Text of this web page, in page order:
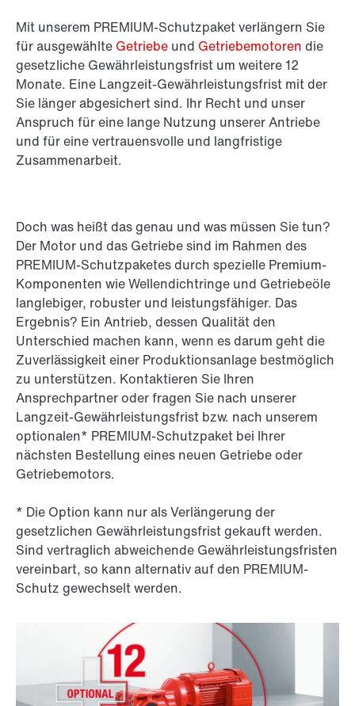
Mit unserem PREMIUM-Schutzpaket verlängern Sie
für ausgewählte Getriebe und Getriebemotoren die
gesetzliche Gewährleistungsfrist um weitere 12
Monate. Eine Langzeit-Gewährleistungsfrist mit der
Sie länger abgesichert sind. Ihr Recht und unser
Anspruch für eine lange Nutzung unserer Antriebe
und für eine vertrauensvolle und langfristige
Zusammenarbeit.
Doch was heißt das genau und was müssen Sie tun?
Der Motor und das Getriebe sind im Rahmen des
PREMIUM-Schutzpaketes durch spezielle Premium-
Komponenten wie Wellendichtringe und Getriebeöle
langlebiger, robuster und leistungsfähiger. Das
Ergebnis? Ein Antrieb, dessen Qualität den
Unterschied machen kann, wenn es darum geht die
Zuverlässigkeit einer Produktionsanlage bestmöglich
zu unterstützen. Kontaktieren Sie Ihren
Ansprechpartner oder fragen Sie nach unserer
Langzeit-Gewährleistungsfrist bzw. nach unserem
optionalen* PREMIUM-Schutzpaket bei Ihrer
nächsten Bestellung eines neuen Getriebe oder
Getriebemotors.
* Die Option kann nur als Verlängerung der
gesetzlichen Gewährleistungsfrist gekauft werden.
Sind vertraglich abweichende Gewährleistungsfristen
vereinbart, so kann alternativ auf den PREMIUM-
Schutz gewechselt werden.